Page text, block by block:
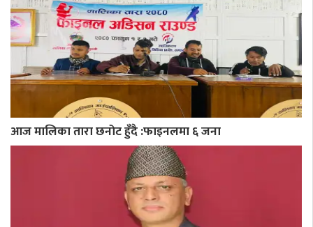
आज मालिका तारा छनोट हुँदै :फाइनलमा ६ जना